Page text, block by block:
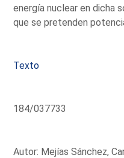
energía nuclear en dicha
que se pretenden
Texto
184/037733
Autor: Mejías Sánchez,